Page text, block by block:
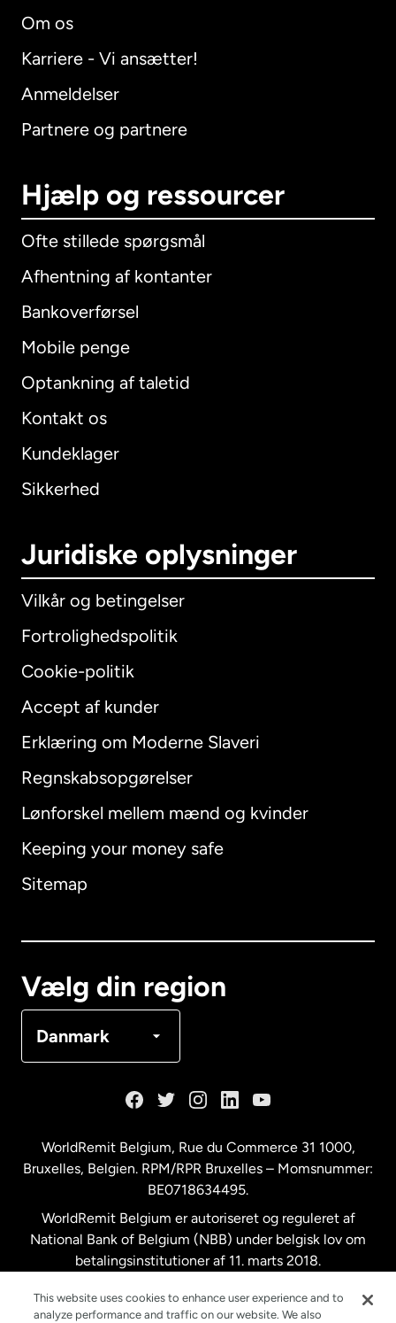
Om os
Karriere - Vi ansætter!
Anmeldelser
Partnere og partnere
Hjælp og ressourcer
Ofte stillede spørgsmål
Afhentning af kontanter
Bankoverførsel
Mobile penge
Optankning af taletid
Kontakt os
Kundeklager
Sikkerhed
Juridiske oplysninger
Vilkår og betingelser
Fortrolighedspolitik
Cookie-politik
Accept af kunder
Erklæring om Moderne Slaveri
Regnskabsopgørelser
Lønforskel mellem mænd og kvinder
Keeping your money safe
Sitemap
Vælg din region
Danmark
International English
Australien
Malaysia
New Zealand
Spanien
WorldRemit Belgium, Rue du Commerce 31 1000,
Bruxelles, Belgien. RPM/RPR Bruxelles – Momsnummer:
BE0718634495.
WorldRemit Belgium er autoriseret og reguleret af
National Bank of Belgium (NBB) under belgisk lov om
betalingsinstitutioner af 11. marts 2018.
This website uses cookies to enhance user experience and to
analyze performance and traffic on our website. We also